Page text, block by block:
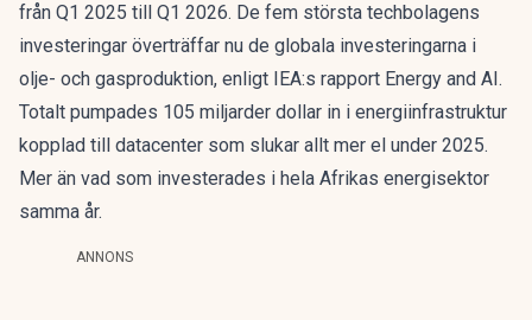
från Q1 2025 till Q1 2026. De fem största techbolagens
investeringar överträffar nu de globala investeringarna i
olje- och gasproduktion, enligt IEA:s rapport Energy and AI.
Totalt pumpades 105 miljarder dollar in i energiinfrastruktur
kopplad till datacenter som slukar allt mer el under 2025.
Mer än vad som investerades i hela Afrikas energisektor
samma år.
ANNONS